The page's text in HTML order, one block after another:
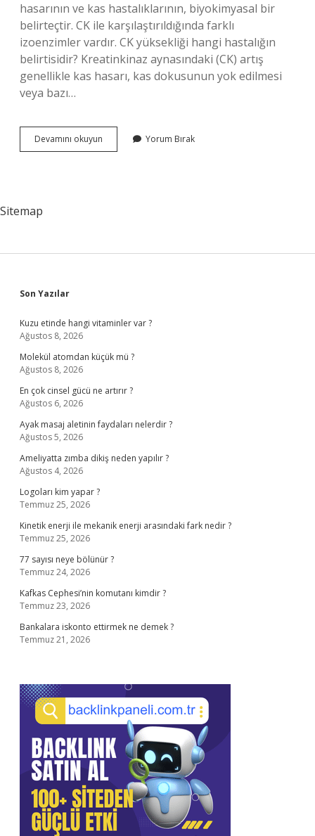
hasarının ve kas hastalıklarının, biyokimyasal bir
belirteçtir. CK ile karşılaştırıldığında farklı
izoenzimler vardır. CK yüksekliği hangi hastalığın
belirtisidir? Kreatinkinaz aynasındaki (CK) artış
genellikle kas hasarı, kas dokusunun yok edilmesi
veya bazı…
Devamını okuyun
Enzimlerinin
Yorum Bırak
Sitemap
Sidebar
Son Yazılar
Kuzu etinde hangi vitaminler var ?
Ağustos 8, 2026
Molekül atomdan küçük mü ?
Ağustos 8, 2026
En çok cinsel gücü ne artırır ?
Ağustos 6, 2026
Ayak masaj aletinin faydaları nelerdir ?
Ağustos 5, 2026
Ameliyatta zımba dikiş neden yapılır ?
Ağustos 4, 2026
Logoları kim yapar ?
Temmuz 25, 2026
Kinetik enerji ile mekanik enerji arasındaki fark nedir ?
Temmuz 25, 2026
77 sayısı neye bölünür ?
Temmuz 24, 2026
Kafkas Cephesi’nin komutanı kimdir ?
Temmuz 23, 2026
Bankalara iskonto ettirmek ne demek ?
Temmuz 21, 2026